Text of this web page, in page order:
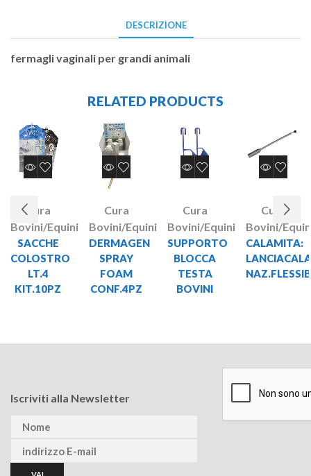
DESCRIZIONE
fermagli vaginali per grandi animali
RELATED PRODUCTS
Cura
Bovini/Equini
SACCHE
COLOSTRO
LT.4
KIT.10PZ
Cura
Bovini/Equini
DERMAGEN
SPRAY
FOAM
CONF.4PZ
Cura
Bovini/Equini
SUPPORTO
BLOCCA
TESTA
BOVINI
Cura
Bovini/
CALAMITA:
Iscriviti alla Newsletter